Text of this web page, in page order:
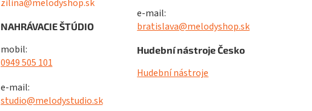
zilina@melodyshop.sk
NAHRÁVACIE ŠTÚDIO
mobil:
0949 505 101
e-mail:
studio@melodystudio.sk
e-mail:
bratislava@melodyshop.sk
Hudební nástroje Česko
Hudební nástroje